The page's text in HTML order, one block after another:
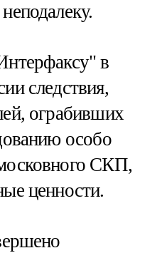
в
следствия,
ограбивших
особо
СКП,
ценности.